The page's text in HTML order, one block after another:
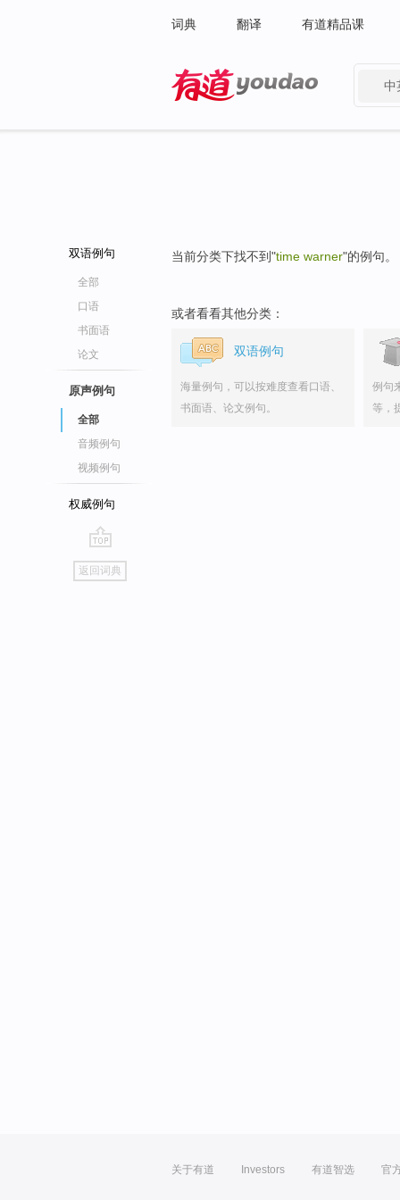
词典 翻译 有道精品课
中
双语例句
全部
口语
书面语
论文
原声例句
全部
音频例句
视频例句
权威例句
go
top
返回词典
当前分类下找不到"time warner"的例句。
或者看看其他分类：
双语例句
海量例句，可以按难度查看口语、
书面语、论文例句。
例句
等，
关于有道 Investors 有道智选 官